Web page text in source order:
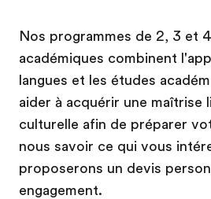
A propos de nous
Qui sommes-nous ?
EF recrute
Rejoignez nos équipes
Nos programmes de 2, 3 et
académiques combinent
langues et les études
aider à acquérir une maîtrise
culturelle afin de préparer
nous savoir ce qui vous
proposerons un devis
engagement.